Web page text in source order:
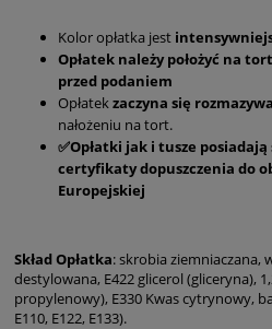
Kolor opłatka jest
Opłatek należy położyć na
przed podaniem
Opłatekzaczyna się
nałożeniu na tort.
✅Opłatki jak i tusze
certyfikaty dopuszczenia do
Europejskiej
Skład Opłatka: skrobia ziemniaczana,
destylowana, E422 glicerol (gliceryna),
propylenowy), E330 Kwas cytrynowy,
E110, E122, E133).